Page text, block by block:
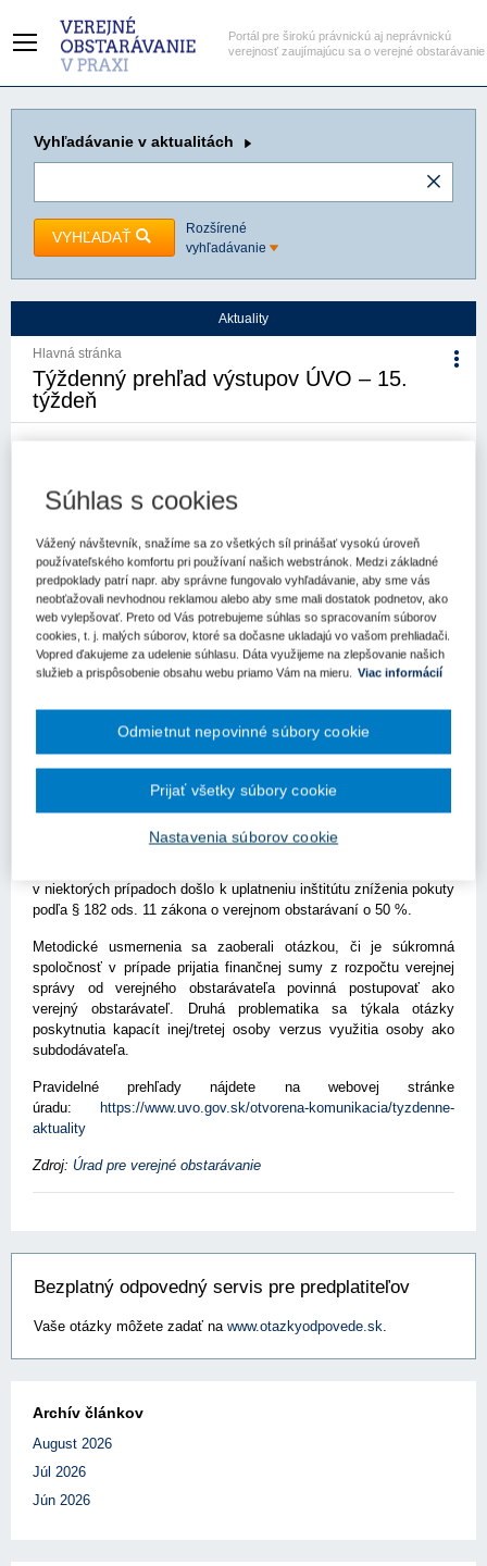
Portál pre širokú právnickú aj neprávnickú
verejnosť zaujímajúcu sa o verejné obstarávanie
Vyhľadávanie v aktualitách
VYHĽADAŤ
Rozšírené
vyhľadávanie
Aktuality
Hlavná stránka
Týždenný prehľad výstupov ÚVO – 15.
týždeň
Rozhodnutie Úrad pre verejné obstarávanie
Register kľúčových slov
Úrad vydal aj v 15. týždni niekoľko zaujímavých rozhodnutí.
V zákazke informačného systému obchodného registra
a) zákona o verejnom obstarávaní a nariadil kontrolovanému zrušiť
rozhodnutie o vylúčení navrhovateľov a opätovne ich ponuky
vyhodnotiť v súlade s § 10 ods. 2 (princípom transparentnosti a
proporcionality) a § 53 ods. 5 písm. a) zákona o verejnom
referencie v oboch prípadoch. V prehľade činnosti úradu nájdete aj
v niektorých prípadoch došlo k uplatneniu inštitútu zníženia pokuty
podľa § 182 ods. 11 zákona o verejnom obstarávaní o 50 %.
Metodické usmernenia sa zaoberali otázkou, či je súkromná
spoločnosť v prípade prijatia finančnej sumy z rozpočtu verejnej
správy od verejného obstarávateľa povinná postupovať ako
verejný obstarávateľ. Druhá problematika sa týkala otázky
poskytnutia kapacít inej/tretej osoby verzus využitia osoby ako
subdodávateľa.
Pravidelné prehľady nájdete na webovej stránke
úradu: https://www.uvo.gov.sk/otvorena-komunikacia/tyzdenne-
aktuality
Zdroj: Úrad pre verejné obstarávanie
Bezplatný odpovedný servis pre predplatiteľov
Vaše otázky môžete zadať na www.otazkyodpovede.sk
Archív článkov
August 2026
Júl 2026
Jún 2026
Súhlas s cookies
Vážený návštevník, snažíme sa zo všetkých síl prinášať vysokú úroveň
používateľského komfortu pri používaní našich webstránok. Medzi základné
predpoklady patrí napr. aby správne fungovalo vyhľadávanie, aby sme vás
neobťažovali nevhodnou reklamou alebo aby sme mali dostatok podnetov, ako
web vylepšovať. Preto od Vás potrebujeme súhlas so spracovaním súborov
cookies, t. j. malých súborov, ktoré sa dočasne ukladajú vo vašom prehliadači.
Vopred ďakujeme za udelenie súhlasu. Dáta využijeme na zlepšovanie našich
služieb a prispôsobenie obsahu webu priamo Vám na mieru.
Viac informácií
Nastavenia súborov cookie
Odmietnut nepovinné súbory cookie
Prijať všetky súbory cookie